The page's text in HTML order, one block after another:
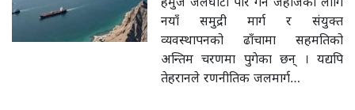
नयाँ समुद्री मार्ग र संयुक्त
व्यवस्थापनको ढाँचामा सहमतिको
अन्तिम चरणमा पुगेका छन् । यद्यपि
तेहरानले रणनीतिक जलमार्ग…